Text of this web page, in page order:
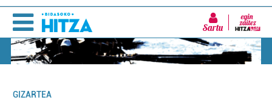
Sartu
GIZARTEA